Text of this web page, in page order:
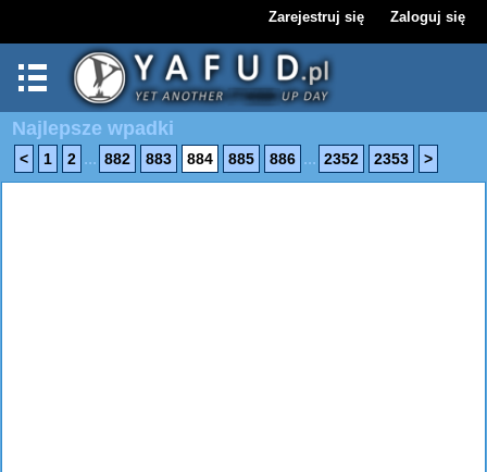
Zarejestruj się Zaloguj się
Najlepsze wpadki
< 1 2 ... 882 883 884 885 886 ... 2352 2353 >